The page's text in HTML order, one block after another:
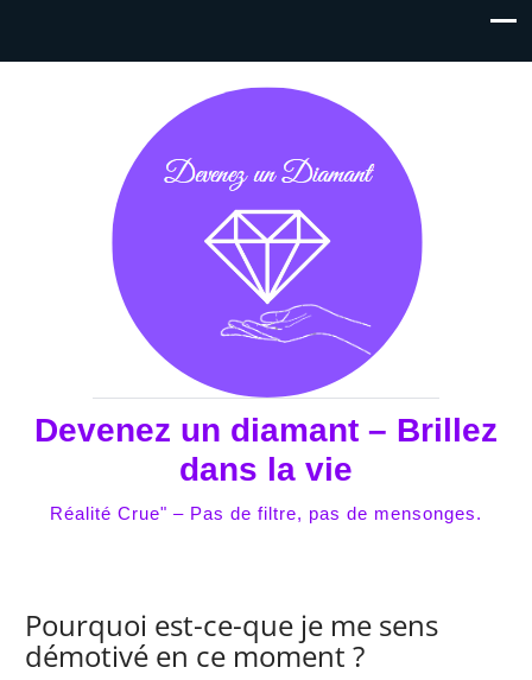
Devenez un diamant – Brillez
dans la vie
Réalité Crue" – Pas de filtre, pas de mensonges.
Pourquoi est-ce-que je me sens
démotivé en ce moment ?